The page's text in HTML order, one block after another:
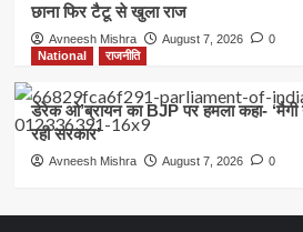
छाना फिर टैटू से खुला राज
Avneesh Mishra August 7, 2026
0
National
राजनीति
डेरेक ओ’ब्रायन का BJP पर हमला कहा-
रही सरकार’
Avneesh Mishra August 7, 2026 0